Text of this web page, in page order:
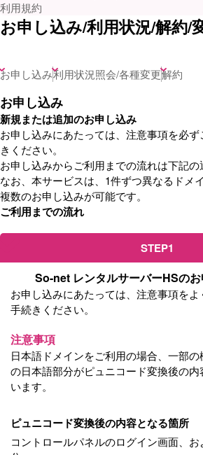
利用規約
お申し込み/利用状況/解約/
お申し込み利用状況照会/各種変更解約
お申し込み
新規または追加のお申し込み
お申し込みにあたっては、注意事項を必
きください。
お申し込みからご利用までの流れは下記の
なお、本サービスは、1件ずつ異なるドメ
複数のお申し込みが可能です。
ご利用までの流れ
STEP1
So-net レンタルサーバーHSの
お申し込みにあたっては、注意事項を
手続きください。
注意事項
日本語ドメインをご利用の場合、一部
の日本語部分がピュニコード変換後の
います。
ピュニコード変換後の内容となる箇所
コントロールパネルのログイン画面、